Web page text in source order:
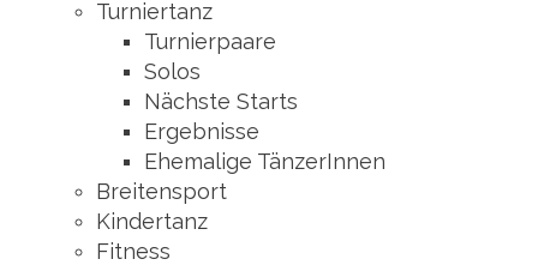
Turniertanz
Turnierpaare
Solos
Nächste Starts
Ergebnisse
Ehemalige TänzerInnen
Breitensport
Kindertanz
Fitness